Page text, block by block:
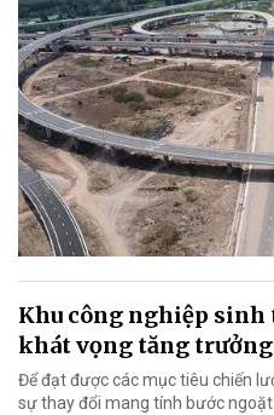
Khu công nghiệp
khát vọng tăng
Để đạt được các mục tiêu chiến
sự thay đổi mang tính bước